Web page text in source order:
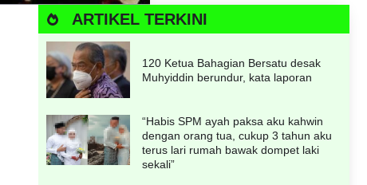
ARTIKEL TERKINI
120 Ketua Bahagian Bersatu desak
Muhyiddin berundur, kata laporan
“Habis SPM ayah paksa aku kahwin
dengan orang tua, cukup 3 tahun aku
terus lari rumah bawak dompet laki
sekali”